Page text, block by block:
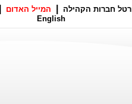
חברות הקהילה המייל האדום
English